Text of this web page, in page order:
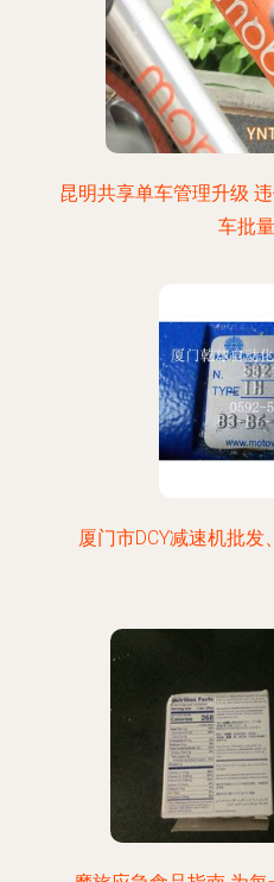
昆明共享单车管理升级
车批
厦门市DCY减速机批